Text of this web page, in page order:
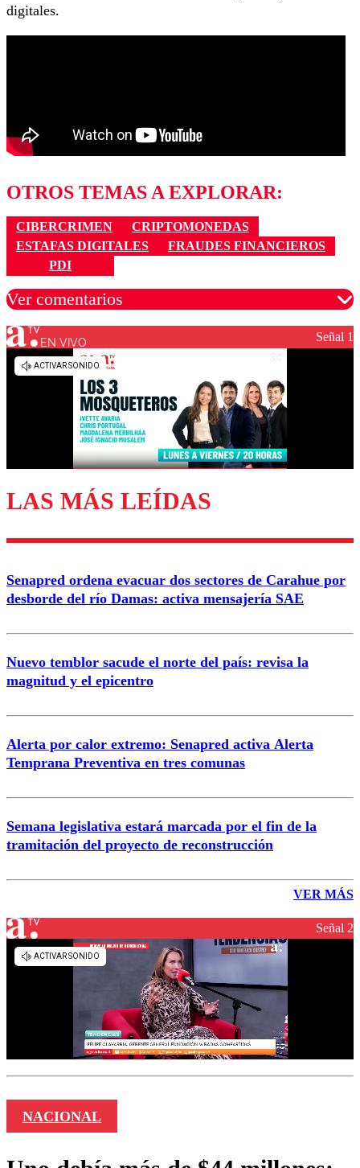
digitales.
OTROS TEMAS A EXPLORAR:
CIBERCRIMEN
CRIPTOMONEDAS
ESTAFAS DIGITALES
FRAUDES FINANCIEROS
PDI
Ver comentarios
Los comentarios son moderados para garantizar un
Enviar comentario
EN VIVO Señal 1
LAS MÁS LEÍDAS
Senapred ordena evacuar dos sectores de Carahue por
desborde del río Damas: activa mensajería SAE
Nuevo temblor sacude el norte del país: revisa la
magnitud y el epicentro
Alerta por calor extremo: Senapred activa Alerta
Temprana Preventiva en tres comunas
Semana legislativa estará marcada por el fin de la
tramitación del proyecto de reconstrucción
VER MÁS
Señal 2
NACIONAL